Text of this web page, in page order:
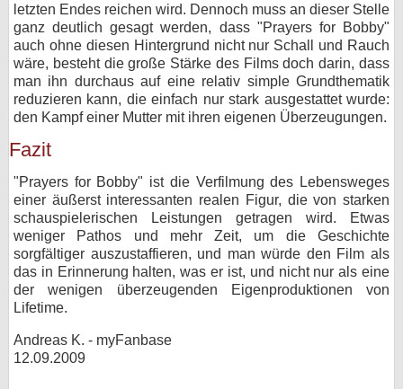
letzten Endes reichen wird. Dennoch muss an dieser Stelle
ganz deutlich gesagt werden, dass "Prayers for Bobby"
auch ohne diesen Hintergrund nicht nur Schall und Rauch
wäre, besteht die große Stärke des Films doch darin, dass
man ihn durchaus auf eine relativ simple Grundthematik
reduzieren kann, die einfach nur stark ausgestattet wurde:
den Kampf einer Mutter mit ihren eigenen Überzeugungen.
Fazit
"Prayers for Bobby" ist die Verfilmung des Lebensweges
einer äußerst interessanten realen Figur, die von starken
schauspielerischen Leistungen getragen wird. Etwas
weniger Pathos und mehr Zeit, um die Geschichte
sorgfältiger auszustaffieren, und man würde den Film als
das in Erinnerung halten, was er ist, und nicht nur als eine
der wenigen überzeugenden Eigenproduktionen von
Lifetime.
Andreas K. - myFanbase
12.09.2009